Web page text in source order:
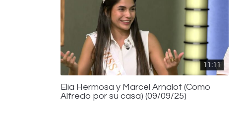
11:11
Elia Hermosa y Marcel Arnalot (Como
Alfredo por su casa) (09/09/25)